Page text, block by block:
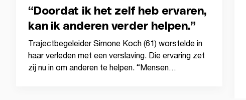
“Doordat ik het zelf heb ervaren,
kan ik anderen verder helpen.”
Trajectbegeleider Simone Koch (61) worstelde in
haar verleden met een verslaving. Die ervaring zet
zij nu in om anderen te helpen. “Mensen…